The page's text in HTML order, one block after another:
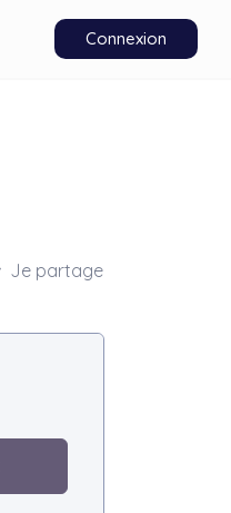
Connexion
Je partage